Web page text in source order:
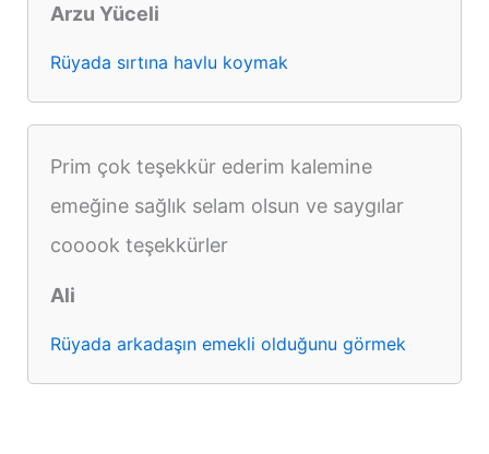
Arzu Yüceli
Rüyada sırtına havlu koymak
Prim çok teşekkür ederim kalemine
emeğine sağlık selam olsun ve saygılar
cooook teşekkürler
Ali
Rüyada arkadaşın emekli olduğunu görmek